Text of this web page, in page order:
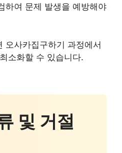
하여 문제 발생을 예방해야
오사카집구하기 과정에서
소화할 수 있습니다.
및 거절